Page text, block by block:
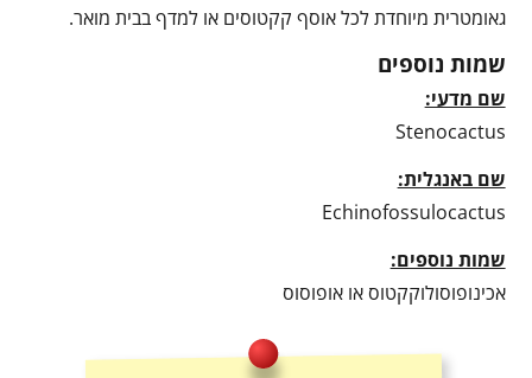
גאומטרית מיוחדת לכל אוסף קקטוסים או למדף בבית מואר.
שמות נוספים
שם מדעי:
Stenocactus
שם באנגלית:
Echinofossulocactus
שמות נוספים:
אכינופוסולוקקטוס או אופוסוס